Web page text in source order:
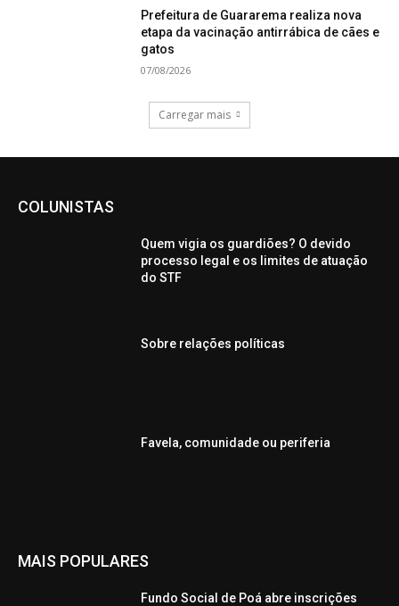
Prefeitura de Guararema realiza nova
etapa da vacinação antirrábica de cães e
gatos
07/08/2026
Carregar mais
COLUNISTAS
Quem vigia os guardiões? O devido
processo legal e os limites de atuação
do STF
Sobre relações políticas
Favela, comunidade ou periferia
MAIS POPULARES
Fundo Social de Poá abre inscrições